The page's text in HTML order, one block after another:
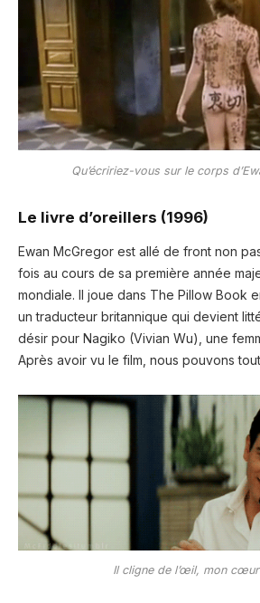
Qu’écririez-vous sur le corps
Le livre d’oreillers (1996)
Ewan McGregor est allé de front non
fois au cours de sa première année
mondiale. Il joue dans The Pillow Book
un traducteur britannique qui devient
désir pour Nagiko (Vivian Wu), une
Après avoir vu le film, nous pouvons
Il cligne de l’œil, mon